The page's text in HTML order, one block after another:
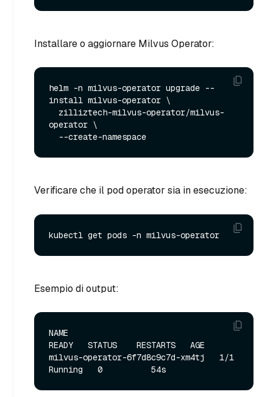
Installare o aggiornare Milvus Operator:
helm -n milvus-operator upgrade --
install milvus-operator \
operator \
Verificare che il pod operator sia in esecuzione:
Esempio di output:
NAME
READY   STATUS    RESTARTS   AGE
milvus-operator-6f7d8c9c7d-xm4tj   1/1